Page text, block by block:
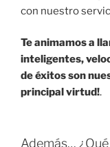
con nuestro
Te animamos a
inteligentes,
de éxitos son
principal virtud!.
Además…